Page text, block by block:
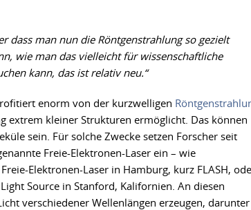
dass man nun die Röntgenstrahlung so gezielt
wie man das vielleicht für wissenschaftliche
kann, das ist relativ neu.“
enorm von der kurzwelligen
extrem kleiner Strukturen ermöglicht. Das können
sein. Für solche Zwecke setzen Forscher seit
Freie-Elektronen-Laser ein – wie
Elektronen-Laser in Hamburg, kurz FLASH,
Source in Stanford, Kalifornien. An diesen
verschiedener Wellenlängen erzeugen, darunter